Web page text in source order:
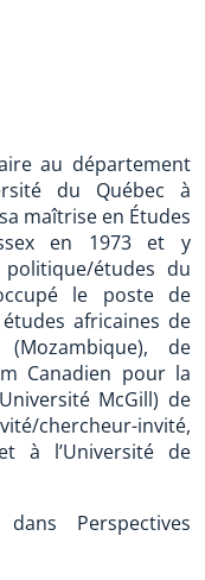
au département
du Québec à
maîtrise en Études
en 1973 et y
études du
le poste de
africaines de
(Mozambique), de
Canadien pour la
McGill) de
chercheur-invité,
à l’Université de
Perspectives